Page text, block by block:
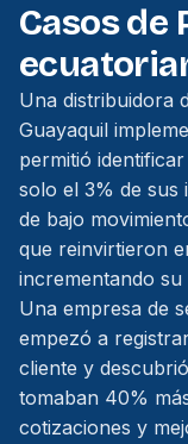
Casos de
Una distribuidora
Guayaquil
permitió
solo el 3% de sus
de bajo
que reinvirtieron
incrementando
Una empresa de
empezó a
cliente y
tomaban 40%
cotizaciones y